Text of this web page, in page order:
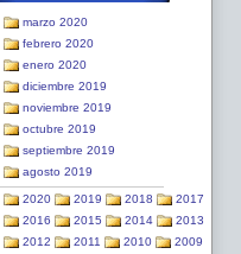
marzo 2020
febrero 2020
enero 2020
diciembre 2019
noviembre 2019
octubre 2019
septiembre 2019
agosto 2019
2020 2019 2018
2017
2016
2015 2014
2013
2012
2011 2010
2009